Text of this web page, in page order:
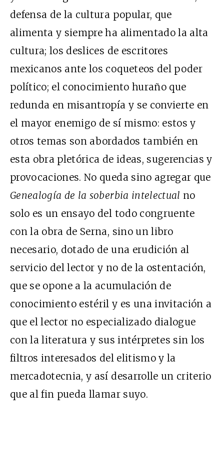
defensa de la cultura popular, que
alimenta y siempre ha alimentado la alta
cultura; los deslices de escritores
mexicanos ante los coqueteos del poder
político; el conocimiento huraño que
redunda en misantropía y se convierte en
el mayor enemigo de sí mismo: estos y
otros temas son abordados también en
esta obra pletórica de ideas, sugerencias y
provocaciones. No queda sino agregar que
Genealogía de la soberbia intelectual no
solo es un ensayo del todo congruente
con la obra de Serna, sino un libro
necesario, dotado de una erudición al
servicio del lector y no de la ostentación,
que se opone a la acumulación de
conocimiento estéril y es una invitación a
que el lector no especializado dialogue
con la literatura y sus intérpretes sin los
filtros interesados del elitismo y la
mercadotecnia, y así desarrolle un criterio
que al fin pueda llamar suyo.